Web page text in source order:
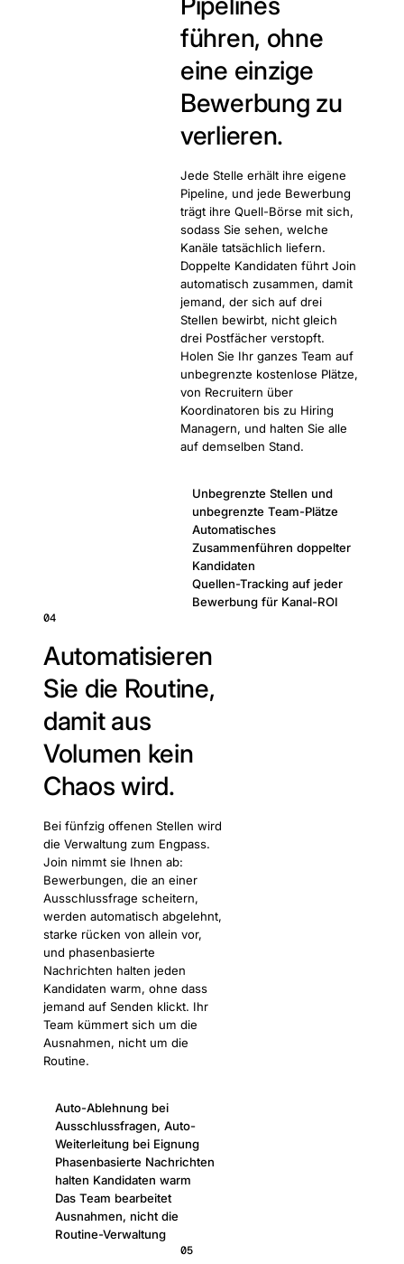
führen, ohne
eine einzige
Bewerbung zu
verlieren.
Jede Stelle erhält ihre eigene
Pipeline, und jede Bewerbung
trägt ihre Quell-Börse mit sich,
sodass Sie sehen, welche
Kanäle tatsächlich liefern.
Doppelte Kandidaten führt Join
automatisch zusammen, damit
jemand, der sich auf drei
Stellen bewirbt, nicht gleich
drei Postfächer verstopft.
Holen Sie Ihr ganzes Team auf
unbegrenzte kostenlose Plätze,
von Recruitern über
Koordinatoren bis zu Hiring
Managern, und halten Sie alle
auf demselben Stand.
Unbegrenzte Stellen und
unbegrenzte Team-Plätze
Automatisches
Zusammenführen doppelter
Kandidaten
Quellen-Tracking auf jeder
Bewerbung für Kanal-ROI
04
Automatisieren
Sie die Routine,
damit aus
Volumen kein
Chaos wird.
Bei fünfzig offenen Stellen wird
die Verwaltung zum Engpass.
Join nimmt sie Ihnen ab:
Bewerbungen, die an einer
Ausschlussfrage scheitern,
werden automatisch abgelehnt,
starke rücken von allein vor,
und phasenbasierte
Nachrichten halten jeden
Kandidaten warm, ohne dass
jemand auf Senden klickt. Ihr
Team kümmert sich um die
Ausnahmen, nicht um die
Routine.
Auto-Ablehnung bei
Ausschlussfragen, Auto-
Weiterleitung bei Eignung
Phasenbasierte Nachrichten
halten Kandidaten warm
Das Team bearbeitet
Ausnahmen, nicht die
Routine-Verwaltung
05